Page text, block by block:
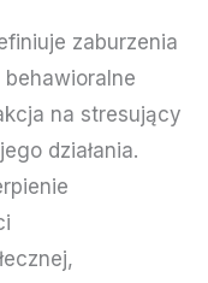
zaburzenia
na stresujący
działania.